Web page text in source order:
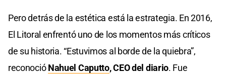
Pero detrás de la estética está la estrategia. En 2016,
El Litoral enfrentó uno de los momentos más críticos
de su historia. “Estuvimos al borde de la quiebra”,
reconocióNahuel Caputto, CEO del diario. Fue